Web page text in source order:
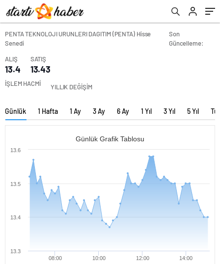
PENTA TEKNOLOJI URUNLERI DAGITIM (PENTA) Hisse
Senedi
Son
Güncelleme:
ALIŞ
13.4
SATIŞ
13.43
İŞLEM HACMİ YILLIK DEĞİŞİM
Günlük 1 Hafta 1 Ay 3 Ay 6 Ay 1 Yıl 3 Yıl 5 Yıl
Günlük Grafik Tablosu
08:00 10:00 12:00 14:00
13.3
13.4
13.5
13.6